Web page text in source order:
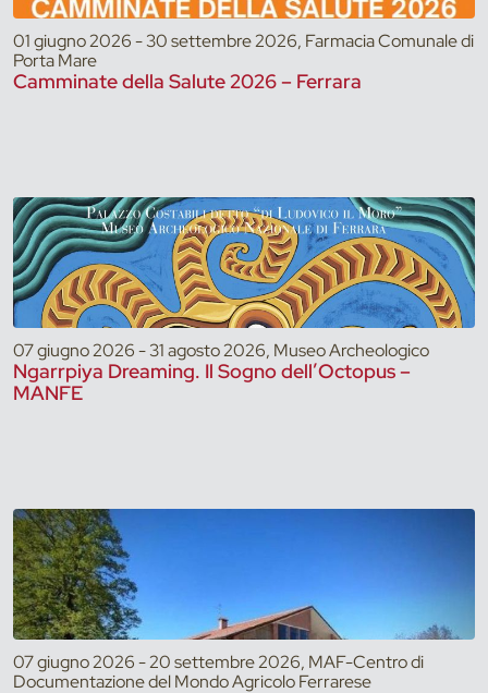
01 giugno 2026 - 30 settembre 2026, Farmacia Comunale di
Porta Mare
Camminate della Salute 2026 – Ferrara
07 giugno 2026 - 31 agosto 2026, Museo Archeologico
Ngarrpiya Dreaming. Il Sogno dell’Octopus –
MANFE
07 giugno 2026 - 20 settembre 2026, MAF-Centro di
Documentazione del Mondo Agricolo Ferrarese